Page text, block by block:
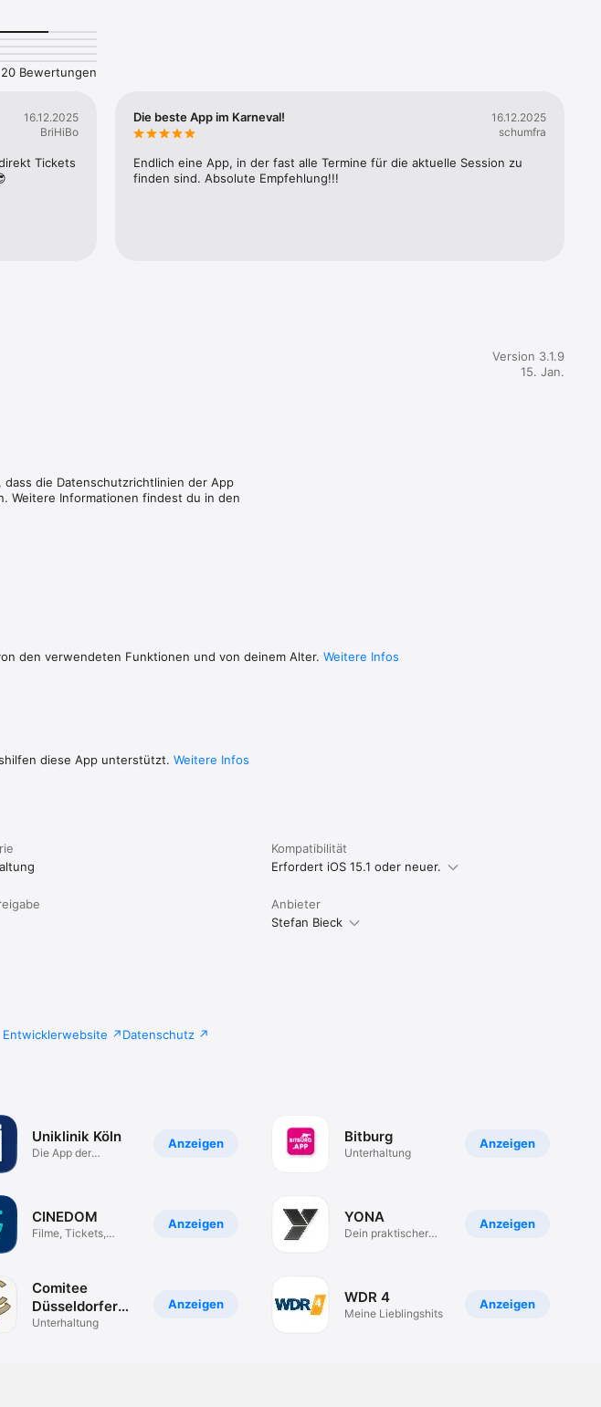
die Infos direkt teilen oder posten.
immer bestens vorbereitet bist.
20 Bewertungen
16.12.2025
BriHiBo
Tickets
Die beste App im Karneval!
16.12.2025
schumfra
Endlich eine App, in der fast alle Termine für die aktuelle Session zu
finden sind. Absolute Empfehlung!!!
Version 3.1.9
15. Jan.
die Datenschutz­richtlinien der App
Weitere Informationen findest du in den
den verwendeten Funktionen und von deinem Alter. Weitere Infos
diese App unterstützt. Weitere Infos
Kompatibilität
Erfordert iOS 15.1 oder neuer.
Anbieter
Stefan Bieck
Entwicklerwebsite Datenschutz
Anzeigen
Uniklinik Köln
Die App der
Anzeigen
CINEDOM
Filme, Tickets,
Anzeigen
Comitee
Düsseldorfer
Carneval
Unterhaltung
Anzeigen
Bitburg
Unterhaltung
Anzeigen
YONA
Dein praktischer
Anzeigen
WDR 4
Meine Lieblingshits